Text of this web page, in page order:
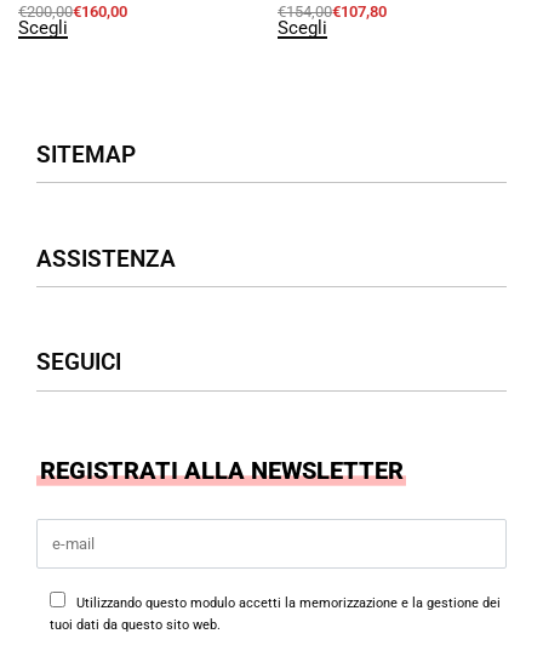
€200,00€160,00
Scegli
€154,00€107,80
Scegli
SITEMAP
Donna
Borse
ASSISTENZA
Termini & Condizioni
SEGUICI
Instagram
REGISTRATI ALLA NEWSLETTER
Utilizzando questo modulo accetti la memorizzazione e la gestione dei
tuoi dati da questo sito web.